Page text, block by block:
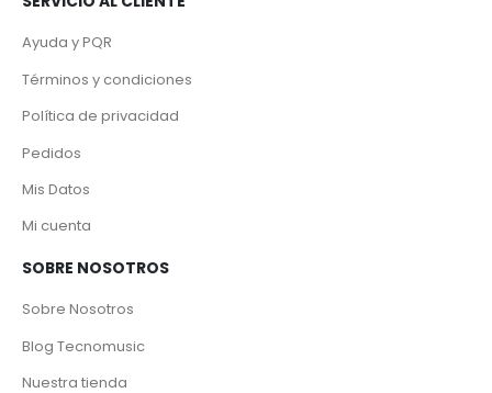
Ayuda y PQR
Términos y condiciones
Política de privacidad
Pedidos
Mis Datos
Mi cuenta
SOBRE NOSOTROS
Sobre Nosotros
Blog Tecnomusic
Nuestra tienda